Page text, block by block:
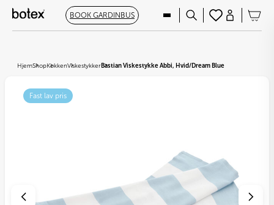
BOOK GARDINBUS
HjemShopKøkkenViskestykkerBastian Viskestykke Abbi, Hvid/Dream Blue
Fast lav pris